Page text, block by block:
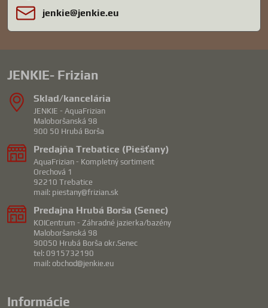
jenkie​@jenkie​.eu
JENKIE- Frizian
Sklad/kancelária
JENKIE - AquaFrizian
Maloboršanská 98
900 50 Hrubá Borša
Predajňa Trebatice (Piešťany)
AquaFrizian - Kompletný sortiment
Orechová 1
92210 Trebatice
mail: piestany@frizian.sk
Predajna Hrubá Borša (Senec)
KOICentrum - Záhradné jazierka/bazény
Maloboršanská 98
90050 Hrubá Borša okr.Senec
tel: 0915732190
mail: obchod@jenkie.eu
Informácie